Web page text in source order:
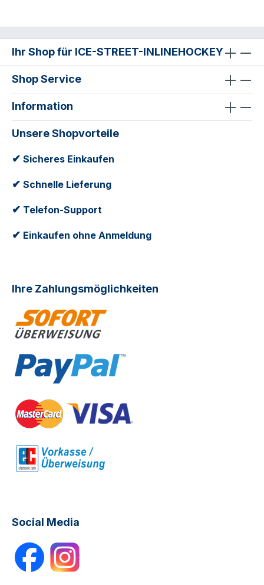
Ihr Shop für ICE-STREET-INLINEHOCKEY
Shop Service
Information
Unsere Shopvorteile
✔ Sicheres Einkaufen
✔ Schnelle Lieferung
✔ Telefon-Support
✔ Einkaufen ohne Anmeldung
Ihre Zahlungsmöglichkeiten
Social Media